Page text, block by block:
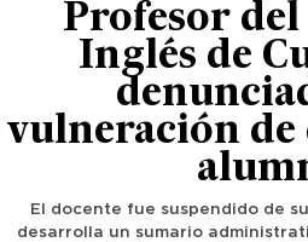
Profesor
Inglés de
vulneración de
El docente fue suspendido de
desarrolla un sumario